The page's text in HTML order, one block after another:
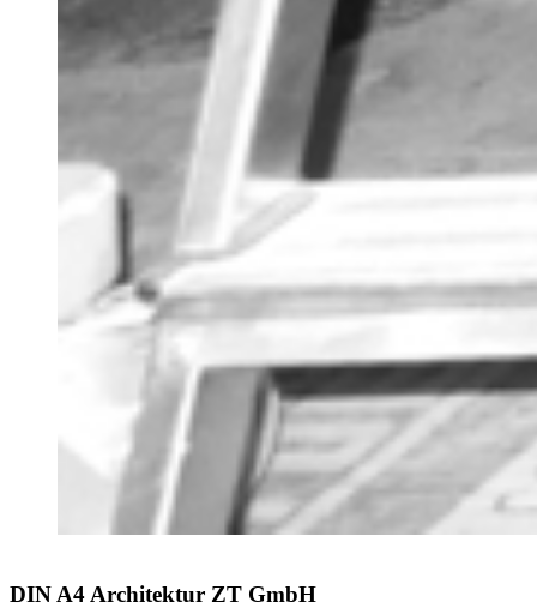
DIN A4 Architektur ZT GmbH